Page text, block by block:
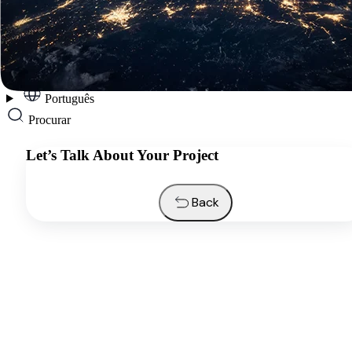
Services
Industries Resources
About us
Contacts
Request a quote
Português
Procurar
Let’s Talk About Your Project
Back